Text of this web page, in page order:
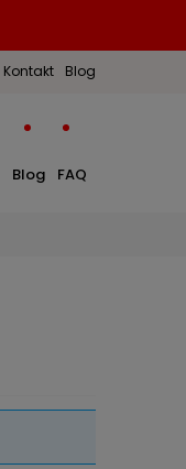
Kontakt Blog
Blog FAQ